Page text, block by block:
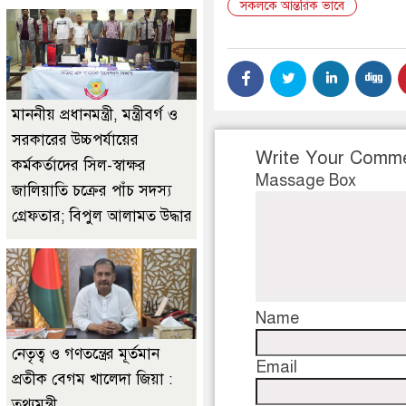
সকলকে আন্তরিক ভাবে
Write Your
Massage Box
Name
Email
মাননীয় প্রধানমন্ত্রী, মন্ত্রীবর্গ ও
সরকারের উচ্চপর্যায়ের
কর্মকর্তাদের সিল-স্বাক্ষর
জালিয়াতি চক্রের পাঁচ সদস্য
গ্রেফতার; বিপুল আলামত উদ্ধার
নেতৃত্ব ও গণতন্ত্রের মূর্তমান
প্রতীক বেগম খালেদা জিয়া :